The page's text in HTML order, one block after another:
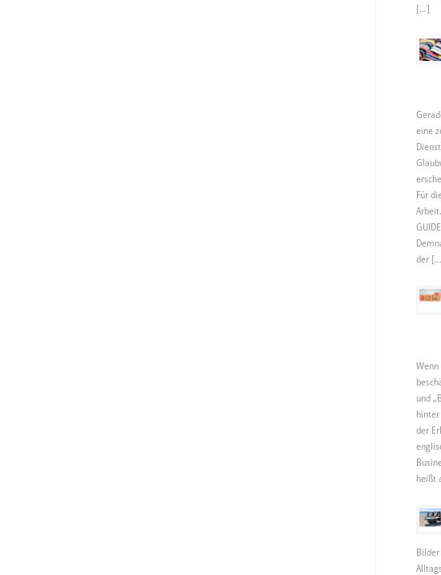
[…]
eine
Für
der
und
hinter
der
heißt